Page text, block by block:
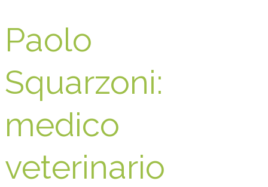
Paolo
Squarzoni:
medico
veterinario